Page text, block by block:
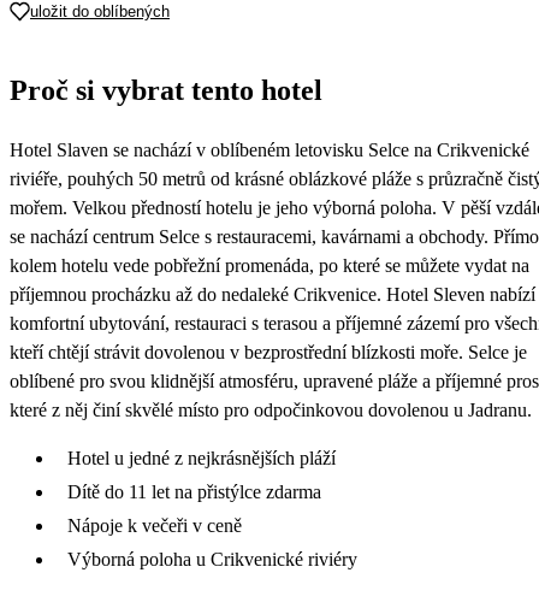
26
uložit do oblíbených
Proč si vybrat tento hotel
Hotel Slaven se nachází v oblíbeném letovisku Selce na Crikvenické
riviéře, pouhých 50 metrů od krásné oblázkové pláže s průzračně
mořem. Velkou předností hotelu je jeho výborná poloha. V pěší
se nachází centrum Selce s restauracemi, kavárnami a obchody. Přímo
kolem hotelu vede pobřežní promenáda, po které se můžete vydat na
příjemnou procházku až do nedaleké Crikvenice. Hotel Sleven nabízí
komfortní ubytování, restauraci s terasou a příjemné zázemí pro
kteří chtějí strávit dovolenou v bezprostřední blízkosti moře. Selce je
oblíbené pro svou klidnější atmosféru, upravené pláže a příjemné
které z něj činí skvělé místo pro odpočinkovou dovolenou u Jadranu.
Hotel u jedné z nejkrásnějších pláží
Dítě do 11 let na přistýlce zdarma
Nápoje k večeři v ceně
Výborná poloha u Crikvenické riviéry